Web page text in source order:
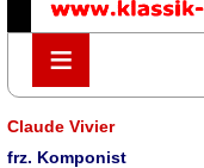
≡
≡
Claude Vivier
frz. Komponist